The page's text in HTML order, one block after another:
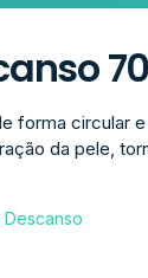
70
forma circular
da pele,